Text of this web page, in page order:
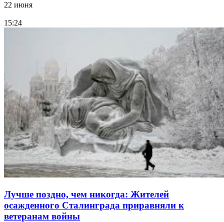
22 июня
15:24
Лучше поздно, чем никогда: Жителей
осажденного Сталинграда приравняли к
ветеранам войны